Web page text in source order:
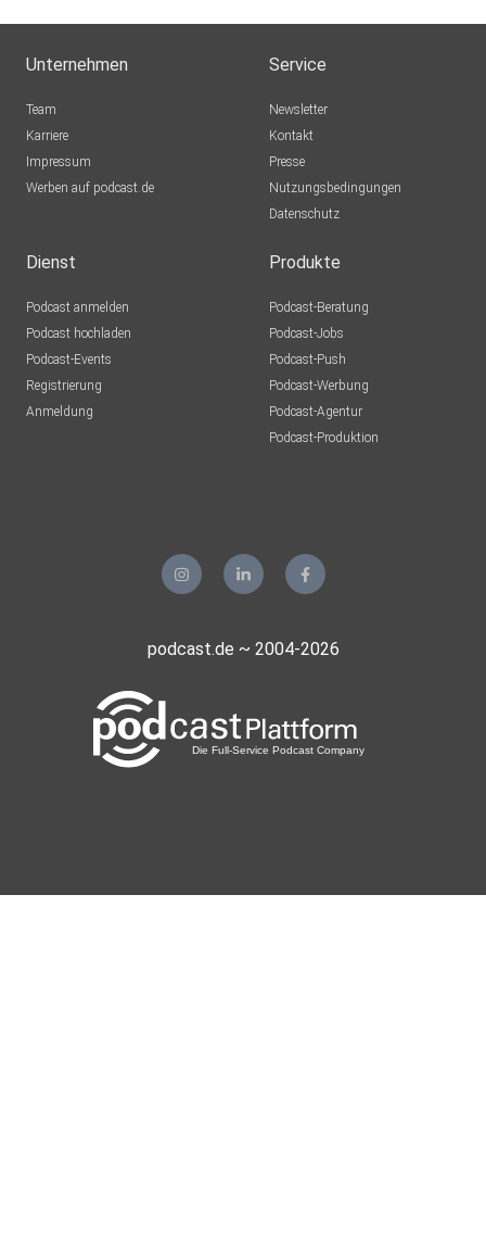
Unternehmen
Team
Karriere
Impressum
Werben auf podcast.de
Service
Newsletter
Kontakt
Presse
Nutzungsbedingungen
Datenschutz
Dienst
Podcast anmelden
Podcast hochladen
Podcast-Events
Registrierung
Anmeldung
Produkte
Podcast-Beratung
Podcast-Jobs
Podcast-Push
Podcast-Werbung
Podcast-Agentur
Podcast-Produktion
podcast.de ~ 2004-2026